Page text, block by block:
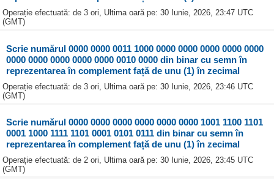
Operație efectuată: de 3 ori, Ultima oară pe: 30 Iunie, 2026, 23:47 UTC
(GMT)
Scrie numărul 0000 0000 0011 1000 0000 0000 0000 0000 0000
0000 0000 0000 0000 0000 0010 0000 din binar cu semn în
reprezentarea în complement față de unu (1) în zecimal
Operație efectuată: de 3 ori, Ultima oară pe: 30 Iunie, 2026, 23:46 UTC
(GMT)
Scrie numărul 0000 0000 0000 0000 0000 0000 1001 1100 1101
0001 1000 1111 1101 0001 0101 0111 din binar cu semn în
reprezentarea în complement față de unu (1) în zecimal
Operație efectuată: de 2 ori, Ultima oară pe: 30 Iunie, 2026, 23:45 UTC
(GMT)